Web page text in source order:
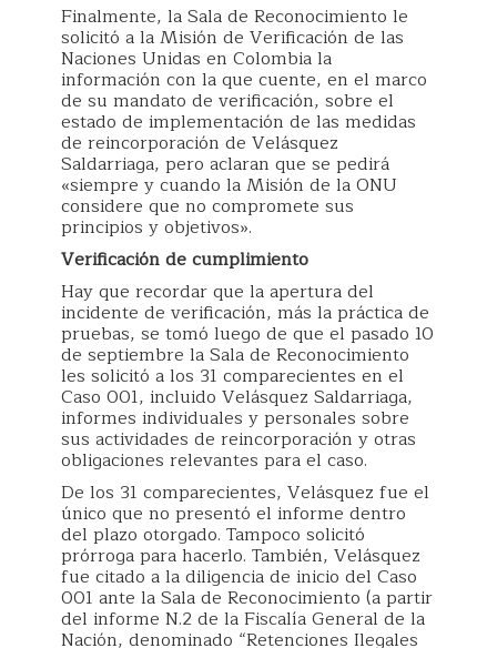
Finalmente, la Sala de Reconocimiento le
solicitó a la Misión de Verificación de las
Naciones Unidas en Colombia la
información con la que cuente, en el marco
de su mandato de verificación, sobre el
estado de implementación de las medidas
de reincorporación de Velásquez
Saldarriaga, pero aclaran que se pedirá
«siempre y cuando la Misión de la ONU
considere que no compromete sus
principios y objetivos».
Verificación de cumplimiento
Hay que recordar que la apertura del
incidente de verificación, más la práctica de
pruebas, se tomó luego de que el pasado 10
de septiembre la Sala de Reconocimiento
les solicitó a los 31 comparecientes en el
Caso 001, incluido Velásquez Saldarriaga,
informes individuales y personales sobre
sus actividades de reincorporación y otras
obligaciones relevantes para el caso.
De los 31 comparecientes, Velásquez fue el
único que no presentó el informe dentro
del plazo otorgado. Tampoco solicitó
prórroga para hacerlo. También, Velásquez
fue citado a la diligencia de inicio del Caso
001 ante la Sala de Reconocimiento (a partir
del informe N.2 de la Fiscalía General de la
Nación, denominado “Retenciones Ilegales